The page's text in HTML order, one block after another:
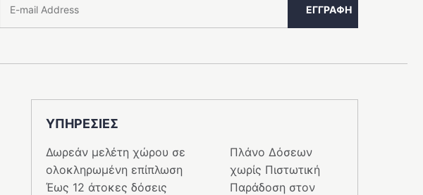
ΕΓΓΡΑΦΉ
ΥΠΗΡΕΣIΕΣ
Δωρεάν μελέτη χώρου σε
ολοκληρωμένη επίπλωση
Πλάνο Δόσεων
χωρίς Πιστωτική
Έως 12 άτοκες δόσεις
Παράδοση στον